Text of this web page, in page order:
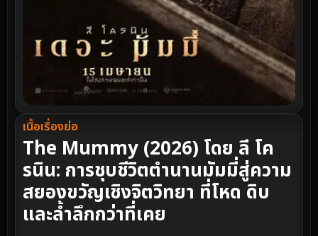
เนื้อเรื่องย่อ
The Mummy (2026) โดย ลี โค
รนิน: การชุบชีวิตตำนานมัมมี่สู่ความ
สยองขวัญเชิงจิตวิทยา ที่โหด ดิบ
และล้ำลึกกว่าที่เคย